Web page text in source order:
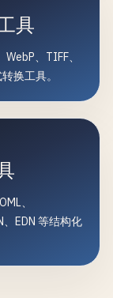
具
、TIFF、
换工具。
、
EDN 等结构化